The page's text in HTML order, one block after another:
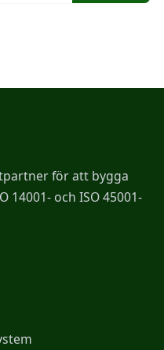
för att bygga
14001- och ISO 45001-